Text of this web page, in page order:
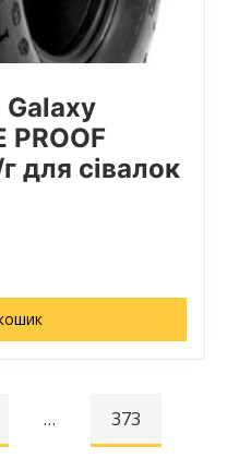
PROOF
для сівалок
… 373